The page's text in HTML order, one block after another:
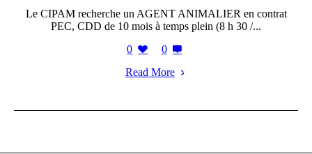
Le CIPAM recherche un AGENT ANIMALIER en contrat
PEC, CDD de 10 mois à temps plein (8 h 30 /...
0
0
Read More